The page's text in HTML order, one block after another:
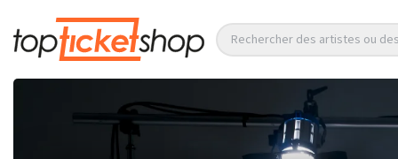
Rechercher des artistes ou